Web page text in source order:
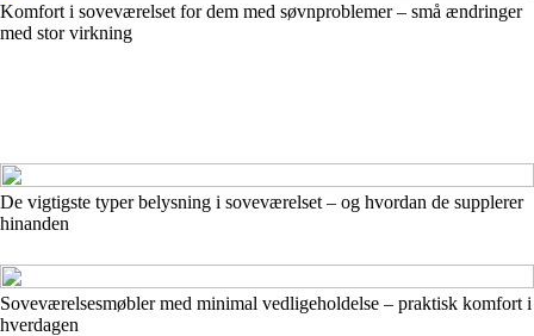
Komfort i soveværelset for dem med søvnproblemer – små ændringer
med stor virkning
De vigtigste typer belysning i soveværelset – og hvordan de supplerer
hinanden
Soveværelsesmøbler med minimal vedligeholdelse – praktisk komfort i
hverdagen